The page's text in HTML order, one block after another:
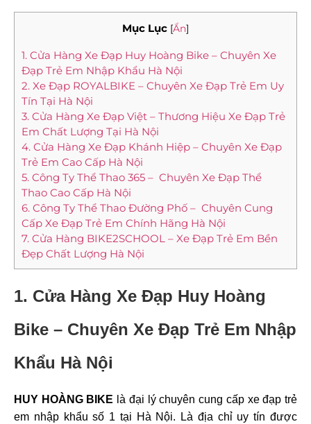
Mục Lục [Ẩn]
1. Cửa Hàng Xe Đạp Huy Hoàng Bike – Chuyên Xe
Đạp Trẻ Em Nhập Khẩu Hà Nội
2. Xe Đạp ROYALBIKE – Chuyên Xe Đạp Trẻ Em Uy
Tín Tại Hà Nội
3. Cửa Hàng Xe Đạp Việt – Thương Hiệu Xe Đạp Trẻ
Em Chất Lượng Tại Hà Nội
4. Cửa Hàng Xe Đạp Khánh Hiệp – Chuyên Xe Đạp
Trẻ Em Cao Cấp Hà Nội
5. Công Ty Thể Thao 365 – Chuyên Xe Đạp Thể
Thao Cao Cấp Hà Nội
6. Công Ty Thể Thao Đường Phố – Chuyên Cung
Cấp Xe Đạp Trẻ Em Chính Hãng Hà Nội
7. Cửa Hàng BIKE2SCHOOL – Xe Đạp Trẻ Em Bền
Đẹp Chất Lượng Hà Nội
1. Cửa Hàng Xe Đạp Huy Hoàng
Bike – Chuyên Xe Đạp Trẻ Em Nhập
Khẩu Hà Nội
HUY HOÀNG BIKE là đại lý chuyên cung cấp xe đạp trẻ
em nhập khẩu số 1 tại Hà Nội. Là địa chỉ uy tín được